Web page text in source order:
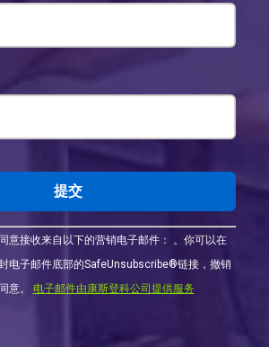
意接收来自以下的营销电子邮件： 。你可以在
电子邮件底部的SafeUnsubscribe®链接，撤销
意。 电子邮件由康斯登科公司提供服务